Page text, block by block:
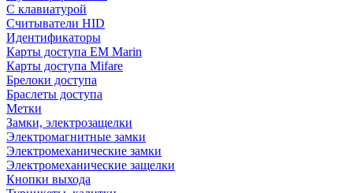
С клавиатурой
Считыватели HID
Идентификаторы
Карты доступа EM Marin
Карты доступа Mifare
Брелоки доступа
Браслеты доступа
Метки
Замки, электрозащелки
Электромагнитные замки
Электромеханические замки
Электромеханические защелки
Кнопки выхода